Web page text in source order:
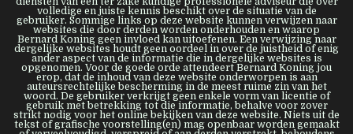
volledige en juiste kennis beschikt over de situatie van de
gebruiker. Sommige links op deze website kunnen verwijzen naar
websites die door derden worden onderhouden en waarop
Bernard Koning geen invloed kan uitoefenen. Een verwijzing naar
dergelijke websites houdt geen oordeel in over de juistheid of enig
ander aspect van de informatie die in dergelijke websites is
opgenomen. Voor de goede orde attendeert Bernard Koning jou
erop, dat de inhoud van deze website onderworpen is aan
auteursrechtelijke bescherming in de meest ruime zin van het
woord. De gebruiker verkrijgt geen enkele vorm van licentie of
gebruik met betrekking tot die informatie, behalve voor zover
strikt nodig voor het online bekijken van deze website. Niets uit de
tekst of grafische voorstelling(en) mag openbaar worden gemaakt